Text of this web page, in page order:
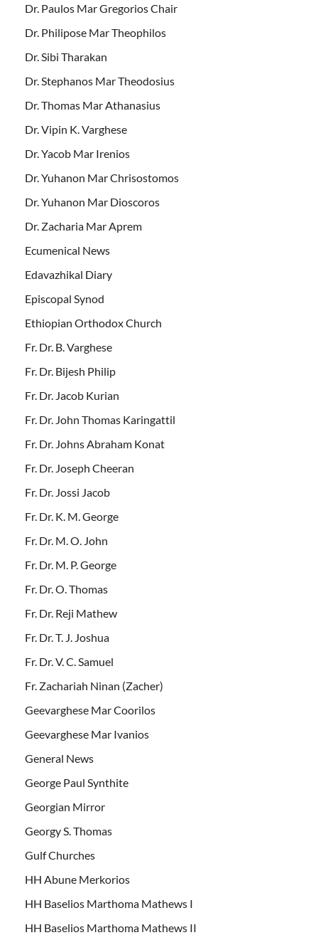
Dr. Paulos Mar Gregorios Chair
Dr. Philipose Mar Theophilos
Dr. Sibi Tharakan
Dr. Stephanos Mar Theodosius
Dr. Thomas Mar Athanasius
Dr. Vipin K. Varghese
Dr. Yacob Mar Irenios
Dr. Yuhanon Mar Chrisostomos
Dr. Yuhanon Mar Dioscoros
Dr. Zacharia Mar Aprem
Ecumenical News
Edavazhikal Diary
Episcopal Synod
Ethiopian Orthodox Church
Fr. Dr. B. Varghese
Fr. Dr. Bijesh Philip
Fr. Dr. Jacob Kurian
Fr. Dr. John Thomas Karingattil
Fr. Dr. Johns Abraham Konat
Fr. Dr. Joseph Cheeran
Fr. Dr. Jossi Jacob
Fr. Dr. K. M. George
Fr. Dr. M. O. John
Fr. Dr. M. P. George
Fr. Dr. O. Thomas
Fr. Dr. Reji Mathew
Fr. Dr. T. J. Joshua
Fr. Dr. V. C. Samuel
Fr. Zachariah Ninan (Zacher)
Geevarghese Mar Coorilos
Geevarghese Mar Ivanios
General News
George Paul Synthite
Georgian Mirror
Georgy S. Thomas
Gulf Churches
HH Abune Merkorios
HH Baselios Marthoma Mathews I
HH Baselios Marthoma Mathews II